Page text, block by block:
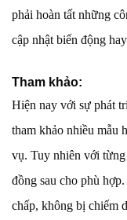
phải hoàn tất những
cập nhật biến động
Tham khảo:
Hiện nay với sự phát
tham khảo nhiều mẫu
vụ. Tuy nhiên với
đồng sau cho phù
chấp, không bị chiếm